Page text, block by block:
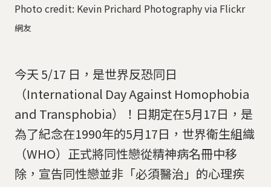
Photo credit: Kevin Prichard Photography via Flickr
網友
今天 5/17 日，是世界反恐同日
（International Day Against Homophobia
and Transphobia）！日期定在5月17日，是
為了紀念在1990年的5月17日，世界衛生組織
（WHO）正式將同性戀從精神病名冊中移
除，宣告同性戀並非「必須醫治」的心理疾